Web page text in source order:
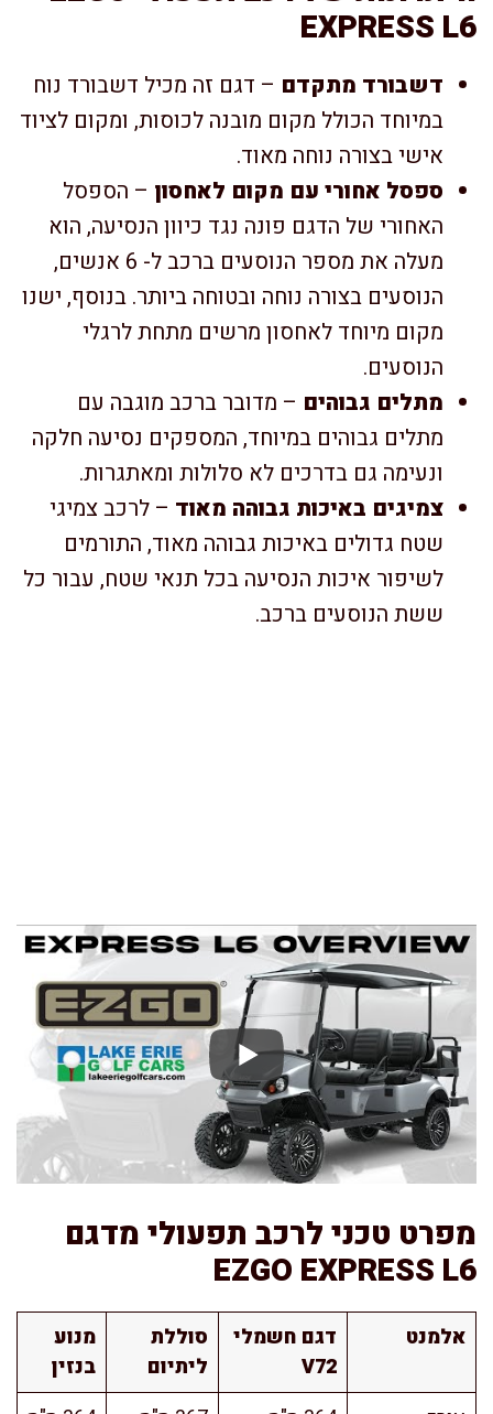
EXPRESS L6
דשבורד מתקדם – דגם זה מכיל דשבורד נוח
במיוחד הכולל מקום מובנה לכוסות, ומקום לציוד
אישי בצורה נוחה מאוד.
ספסל אחורי עם מקום לאחסון – הספסל
האחורי של הדגם פונה נגד כיוון הנסיעה, הוא
מעלה את מספר הנוסעים ברכב ל- 6 אנשים,
הנוסעים בצורה נוחה ובטוחה ביותר. בנוסף, ישנו
מקום מיוחד לאחסון מרשים מתחת לרגלי
הנוסעים.
מתלים גבוהים – מדובר ברכב מוגבה עם
מתלים גבוהים במיוחד, המספקים נסיעה חלקה
ונעימה גם בדרכים לא סלולות ומאתגרות.
צמיגים באיכות גבוהה מאוד – לרכב צמיגי
שטח גדולים באיכות גבוהה מאוד, התורמים
לשיפור איכות הנסיעה בכל תנאי שטח, עבור כל
ששת הנוסעים ברכב.
מפרט טכני לרכב תפעולי מדגם
EZGO EXPRESS L6
אלמנט
דגם חשמלי
V72
סוללת
ליתיום
מנוע
בנזין